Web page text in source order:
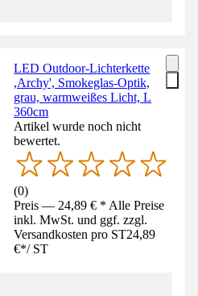
LED Outdoor-Lichterkette
,Archy', Smokeglas-Optik,
grau, warmweißes Licht, L
360cm
Artikel wurde noch nicht
bewertet.
(0)
Preis — 24,89 € * Alle Preise
inkl. MwSt. und ggf. zzgl.
Versandkosten pro ST24,89
€*/ ST